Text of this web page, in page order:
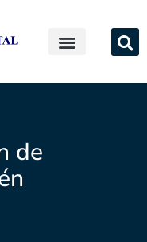
de